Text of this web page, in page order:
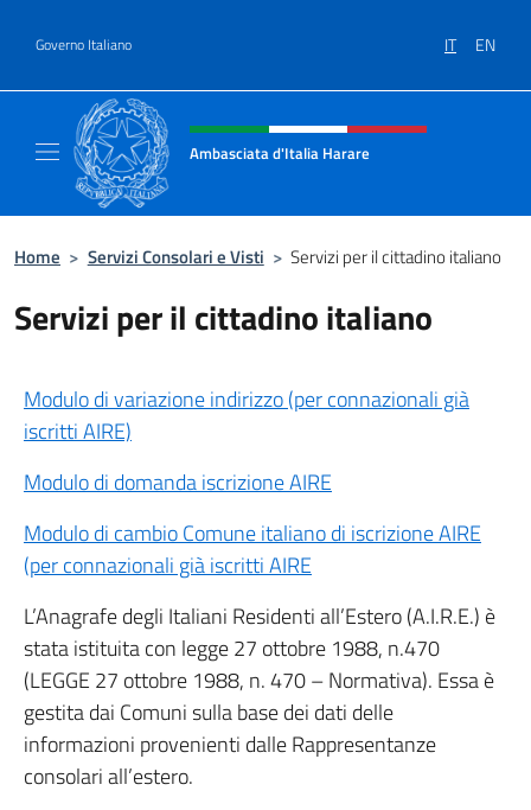
Governo Italiano IT EN
Intestazione sito, social e menù
Ambasciata d'Italia Harare
Home > Servizi Consolari e Visti > Servizi per il cittadino italiano
Servizi per il cittadino italiano
Modulo di variazione indirizzo (per connazionali già
iscritti AIRE)
Modulo di domanda iscrizione AIRE
Modulo di cambio Comune italiano di iscrizione AIRE
(per connazionali già iscritti AIRE
L’Anagrafe degli Italiani Residenti all’Estero (A.I.R.E.) è
stata istituita con legge 27 ottobre 1988, n.470
(LEGGE 27 ottobre 1988, n. 470 – Normativa). Essa è
gestita dai Comuni sulla base dei dati delle
informazioni provenienti dalle Rappresentanze
consolari all’estero.